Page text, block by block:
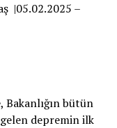
|05.02.2025 –
bütün
depremin ilk